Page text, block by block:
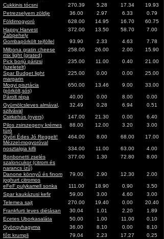
Cukkinis tócsni
270.39 5.28 17.34
19.93
Petrezselyem zöldje
36.00 2.97 6.33
0.79
Földimogyoró
628.00 14.95 16.70
60.75
Happy Harvest
Zabpehely
372.00 13.50 58.70 7.00
Gombapörkölt tejföllel 93.90 2.33 4.63
7.78
Milbona gratin cheese
mix light (grated)
258.00 26.00 2.00 15.90
Pick borjú párizsi
(szeletelt)
235.00 11.00 0.40 21.00
Spar Budget light
margarin
225.00 0.00 0.00 25.00
Mogyi pisztácia
(pörkölt,sós)
650.00 13.46 9.00 33.00
Párolt répa 40.00 0.00 8.00
0.00
Gyümölcsleves almával,
szilvával
32.49 0.28 6.94 0.51
Csirkehús (nyers) 147.00 21.30 0.00
6.40
Pilos zsirszegeny krémes
túró
88.00 12.00 3.20 3.00
Győri Édes Jó Reggelt!
Mézzel-mogyoróval
464.00 8.00 68.00 17.00
nosztalgia kifli 334.00 11.00 63.00
4.00
Bonbonetti zselés
szaloncukor (citrom és
narancs ízű)
377.00 1.30 72.80 8.00
Danone könnyű és finom
joghurt citromos
79.00 2.90 12.30 2.00
eFeF pulykamell sonka 111.00 18.90 0.90
3.50
Spar kaukázusi kefir
59.00 3.00 4.60
3.00
Telemea sajt
270.00 19.40 0.00
20.40
Frankfurti leves diétásan
30.04 1.01 2.20
1.89
Ecetes Uborkasaláta
50.00 1.00 11.00
0.10
Gyöngyhagyma
36.00 8.10 0.00
8.10
főtt krumpli
79.04 2.23 17.27
0.25